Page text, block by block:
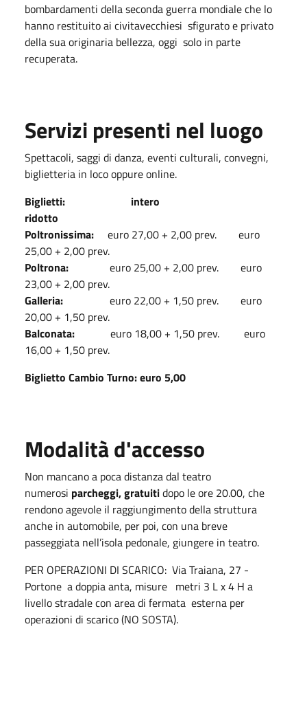
bombardamenti della seconda guerra mondiale che lo
hanno restituito ai civitavecchiesi sfigurato e privato
della sua originaria bellezza, oggi solo in parte
recuperata.
Servizi presenti nel luogo
Spettacoli, saggi di danza, eventi culturali, convegni,
biglietteria in loco oppure online.
Biglietti: intero
ridotto
Poltronissima: euro 27,00 + 2,00 prev. euro
25,00 + 2,00 prev.
Poltrona:
euro 25,00 + 2,00 prev. euro
23,00 + 2,00 prev.
Galleria:
euro 22,00 + 1,50 prev. euro
20,00 + 1,50 prev.
Balconata: euro 18,00 + 1,50 prev. euro
16,00 + 1,50 prev.
Biglietto Cambio Turno: euro 5,00
Modalità d'accesso
Non mancano a poca distanza dal teatro
numerosi parcheggi, gratuitidopo le ore 20.00, che
rendonoagevole il raggiungimento della struttura
anche in automobile, per poi, con una breve
passeggiata nell’isola pedonale, giungere in teatro.
PER OPERAZIONI DI SCARICO: Via Traiana, 27 -
Portone a doppia anta, misure metri 3 L x 4 H a
livello stradale con area di fermata esterna per
operazioni di scarico (NO SOSTA).